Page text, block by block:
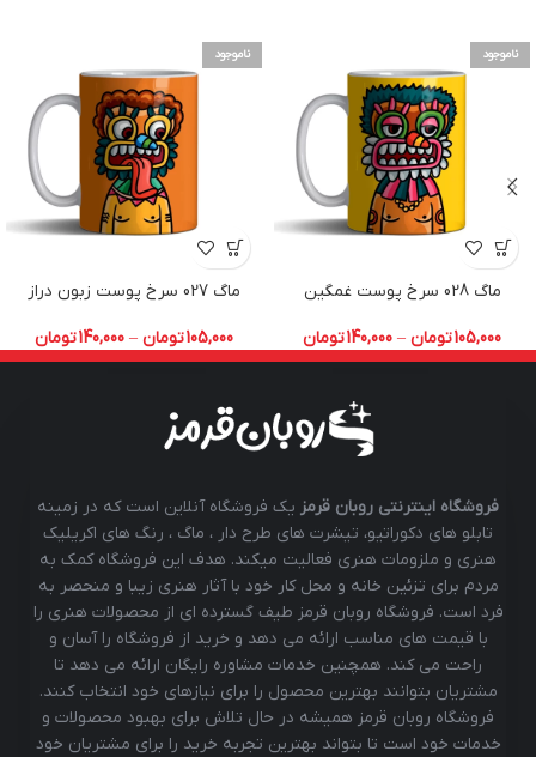
ناموجود
ماگ 028 سرخ پوست غمگین
105,000تومان –
140,000تومان
ناموجود
ماگ 027 سرخ پوست زبون دراز
105,000تومان –
140,000تومان
فروشگاه اینترنتی روبان قرمز یک فروشگاه آنلاین است که در زمینه
تابلو های دکوراتیو، تیشرت های طرح دار ، ماگ ، رنگ های اکریلیک
هنری و ملزومات هنری فعالیت میکند. هدف این فروشگاه کمک به
مردم برای تزئین خانه و محل کار خود با آثار هنری زیبا و منحصر به
فرد است. فروشگاه روبان قرمز طیف گسترده ای از محصولات هنری را
با قیمت های مناسب ارائه می دهد و خرید از فروشگاه را آسان و
راحت می کند. همچنین خدمات مشاوره رایگان ارائه می دهد تا
مشتریان بتوانند بهترین محصول را برای نیازهای خود انتخاب کنند.
فروشگاه روبان قرمز همیشه در حال تلاش برای بهبود محصولات و
خدمات خود است تا بتواند بهترین تجربه خرید را برای مشتریان خود